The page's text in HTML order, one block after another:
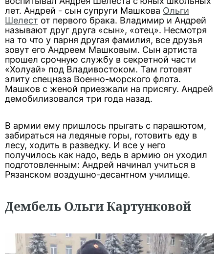
лет. Андрей - сын супруги Машкова Ольги
Шелест от первого брака. Владимир и Андрей
называют друг друга «сын», «отец». Несмотря
на то что у парня другая фамилия, все друзья
зовут его Андреем Машковым. Сын артиста
прошел срочную службу в секретной части
«Холуай» под Владивостоком. Там готовят
элиту спецназа Военно-морского флота.
Машков с женой приезжали на присягу. Андрей
демобилизовался три года назад.
В армии ему пришлось прыгать с парашютом,
забираться на ледяные горы, готовить еду в
лесу, ходить в разведку. И все у него
получилось как надо, ведь в армию он уходил
подготовленным: Андрей начинал учиться в
Рязанском воздушно-десантном училище.
Дембель Ольги Картунковой